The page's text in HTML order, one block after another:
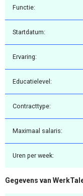
Functie:
Startdatum:
Ervaring:
Educatielevel:
Contracttype:
Maximaal salaris:
Uren per week:
Gegevens van